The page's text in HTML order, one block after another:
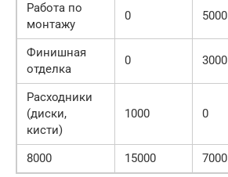
Работа по
монтажу
0 5000
Финишная
отделка
0 3000
Расходники
(диски,
кисти)
1000 0
8000 15000 7000